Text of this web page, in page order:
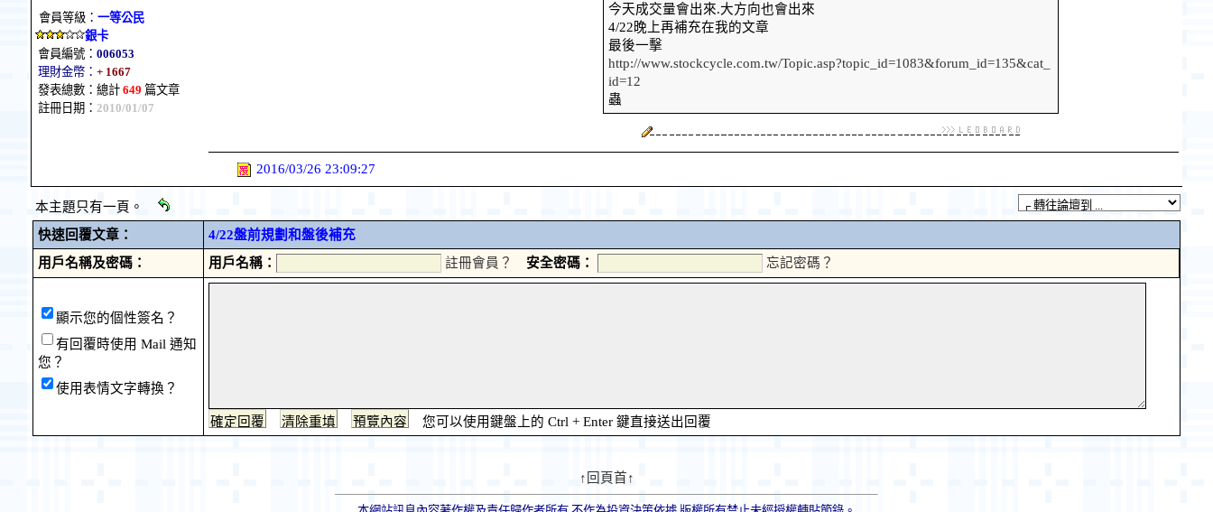
會員等級： 一等公民
銀卡
會員編號： 006053
理財金幣： + 1667
發表總數：總計 649 篇文章
註冊日期： 2010/01/07
今天成交量會出來.大方向也會出來
4/22晚上再補充在我的文章
最後一擊
http://www.stockcycle.com.tw/Topic.asp?topic_id=1083&forum_id=135&cat_
id=12
蟲
2016/03/26 23:09:27
本主題只有一頁。
快速回覆文章：
4/22盤前規劃和盤後補充
用戶名稱及密碼：
用戶名稱： 註冊會員？ 安全密碼： 忘記密碼？
顯示您的個性簽名？
有回覆時使用 Mail 通知
您？
使用表情文字轉換？
您可以使用鍵盤上的 Ctrl + Enter 鍵直接送出回覆
↑回頁首↑